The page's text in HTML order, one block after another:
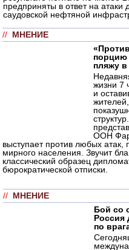
предприняты в ответ на
саудовской нефтяной
// МНЕНИЕ
порцию
пляжу в
жизни 7
и
ООН
выступает против любых
мирного населения. Звучит
классический образец
бюрократической отписки.
// МНЕНИЕ
Бой со
Россия
по